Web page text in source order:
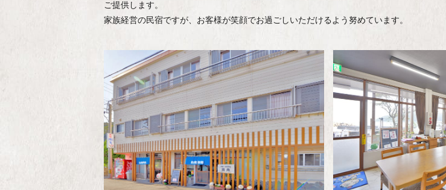
ご提供します。
家族経営の民宿ですが、お客様が笑顔でお過ごしいただけるよう努めています。